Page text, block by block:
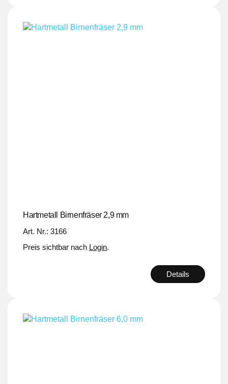
Hartmetall Birnenfräser 2,9 mm
Art. Nr.: 3166
Preis sichtbar nach Login.
Details